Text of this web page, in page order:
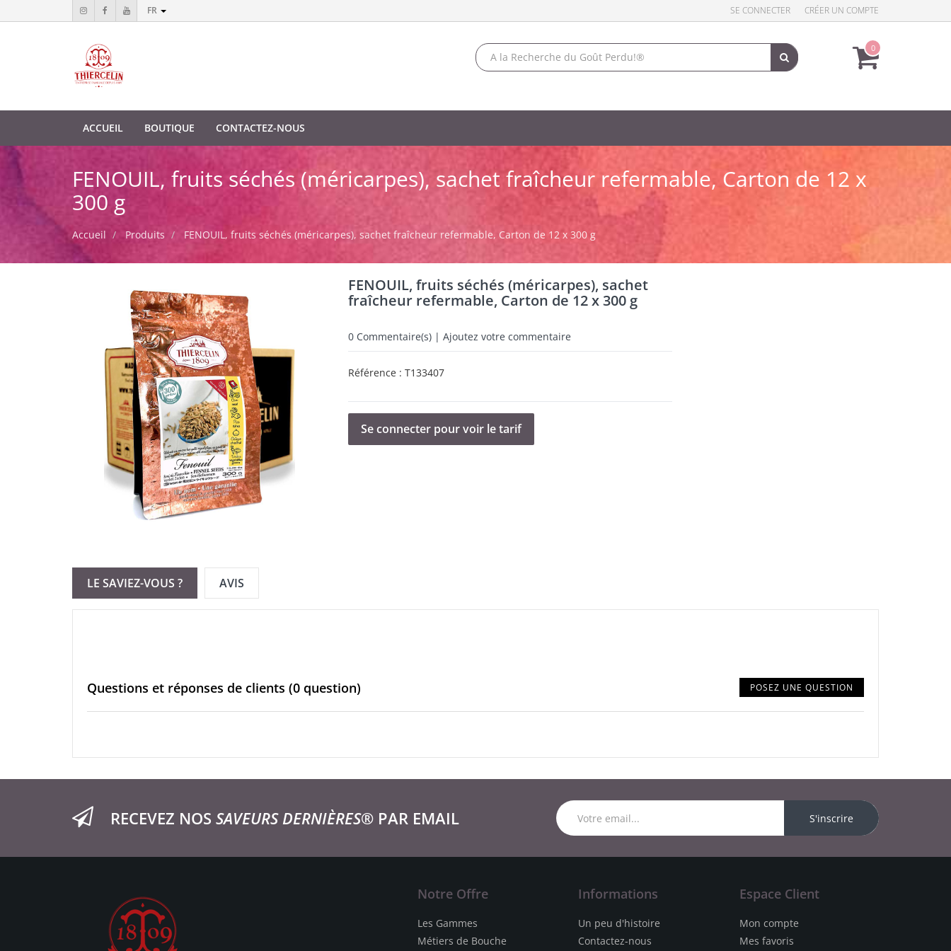
FR SE CONNECTER CRÉER UN COMPTE
0
ACCUEIL BOUTIQUE CONTACTEZ-NOUS
FENOUIL, fruits séchés (méricarpes), sachet fraîcheur refermable, Carton de 12 x
300 g
Accueil Produits FENOUIL, fruits séchés (méricarpes), sachet fraîcheur refermable, Carton de 12 x 300 g
FENOUIL, fruits séchés (méricarpes), sachet
fraîcheur refermable, Carton de 12 x 300 g
0 Commentaire(s) | Ajoutez votre commentaire
Référence : T133407
Se connecter pour voir le tarif
LE SAVIEZ-VOUS ? AVIS
Questions et réponses de clients (0 question) POSEZ UNE QUESTION
RECEVEZ NOS SAVEURS DERNIÈRES® PAR EMAIL S'inscrire
Notre Offre
Les Gammes
Métiers de Bouche
Informations
Un peu d'histoire
Contactez-nous
Espace Client
Mon compte
Mes favoris